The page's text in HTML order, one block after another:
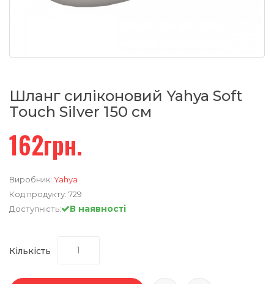
Шланг силіконовий Yahya Soft
Touch Silver 150 см
162грн.
Виробник: Yahya
Код продукту: 729
Доступність:
В наявності
Кількість